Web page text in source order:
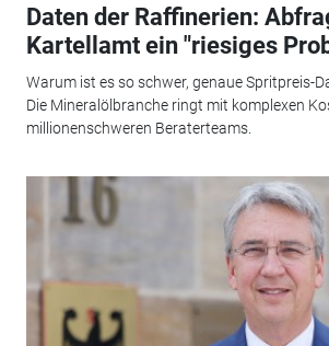
Daten der Raffinerien:
Kartellamt ein "riesiges
Warum ist es so schwer, genaue Spritpreis-
Die Mineralölbranche ringt mit komplexen
millionenschweren Beraterteams.